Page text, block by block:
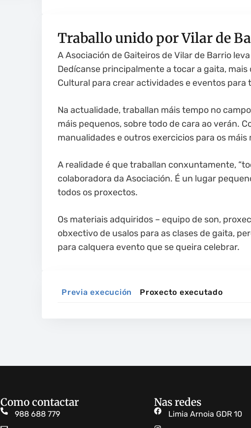
Traballo unido por Vilar de
A Asociación de Gaiteiros de Vilar de Barrio
Dedícanse principalmente a tocar a gaita,
Cultural para crear actividades e eventos para
Na actualidade, traballan máis tempo no
máis pequenos, sobre todo de cara ao verán.
manualidades e outros exercicios para os máis
A realidade é que traballan conxuntamente,
colaboradora da Asociación. É un lugar
todos os proxectos.
Os materiais adquiridos – equipo de son,
obxectivo de usalos para as clases de gaita,
para calquera evento que se queira celebrar.
Previa execución Proxecto executado
Como contactar
988 688 779
Nas redes
Limia Arnoia GDR 10